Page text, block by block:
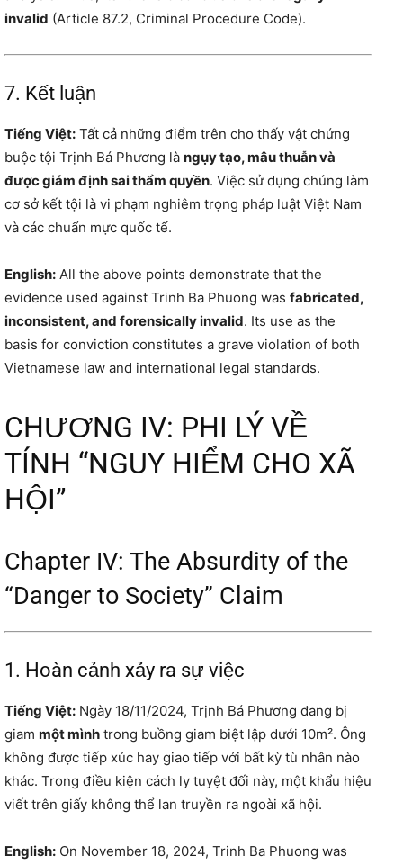
invalid (Article 87.2, Criminal Procedure Code).
7. Kết luận
Tiếng Việt: Tất cả những điểm trên cho thấy vật chứng
buộc tội Trịnh Bá Phương là ngụy tạo, mâu thuẫn và
được giám định sai thẩm quyền. Việc sử dụng chúng làm
cơ sở kết tội là vi phạm nghiêm trọng pháp luật Việt Nam
và các chuẩn mực quốc tế.
English: All the above points demonstrate that the
evidence used against Trinh Ba Phuong was fabricated,
inconsistent, and forensically invalid. Its use as the
basis for conviction constitutes a grave violation of both
Vietnamese law and international legal standards.
CHƯƠNG IV: PHI LÝ VỀ
TÍNH “NGUY HIỂM CHO XÃ
HỘI”
Chapter IV: The Absurdity of the
“Danger to Society” Claim
1. Hoàn cảnh xảy ra sự việc
Tiếng Việt: Ngày 18/11/2024, Trịnh Bá Phương đang bị
giam một mình trong buồng giam biệt lập dưới 10m². Ông
không được tiếp xúc hay giao tiếp với bất kỳ tù nhân nào
khác. Trong điều kiện cách ly tuyệt đối này, một khẩu hiệu
viết trên giấy không thể lan truyền ra ngoài xã hội.
English: On November 18, 2024, Trinh Ba Phuong was